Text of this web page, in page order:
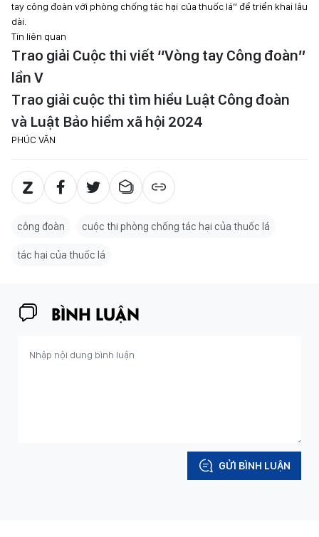
tay công đoàn với phòng chống tác hại của thuốc lá” để triển khai lâu
dài.
Tin liên quan
Trao giải Cuộc thi viết “Vòng tay Công đoàn”
lần V
Trao giải cuộc thi tìm hiểu Luật Công đoàn
và Luật Bảo hiểm xã hội 2024
PHÚC VĂN
công đoàn cuộc thi phòng chống tác hại của thuốc lá
tác hại của thuốc lá
BÌNH LUẬN
GỬI BÌNH LUẬN